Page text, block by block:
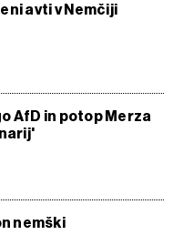
avti v Nemčiji
AfD in potop Merza
nemški